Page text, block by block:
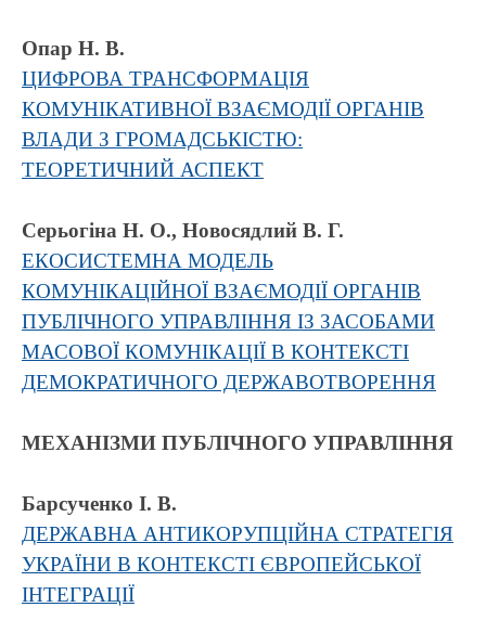
Опар Н. В.
ЦИФРОВА ТРАНСФОРМАЦІЯ
КОМУНІКАТИВНОЇ ВЗАЄМОДІЇ ОРГАНІВ
ВЛАДИ З ГРОМАДСЬКІСТЮ:
ТЕОРЕТИЧНИЙ АСПЕКТ
Серьогіна Н. О., Новосядлий В. Г.
ЕКОСИСТЕМНА МОДЕЛЬ
КОМУНІКАЦІЙНОЇ ВЗАЄМОДІЇ ОРГАНІВ
ПУБЛІЧНОГО УПРАВЛІННЯ ІЗ ЗАСОБАМИ
МАСОВОЇ КОМУНІКАЦІЇ В КОНТЕКСТІ
ДЕМОКРАТИЧНОГО ДЕРЖАВОТВОРЕННЯ
МЕХАНІЗМИ ПУБЛІЧНОГО УПРАВЛІННЯ
Барсученко І. В.
ДЕРЖАВНА АНТИКОРУПЦІЙНА СТРАТЕГІЯ
УКРАЇНИ В КОНТЕКСТІ ЄВРОПЕЙСЬКОЇ
ІНТЕГРАЦІЇ